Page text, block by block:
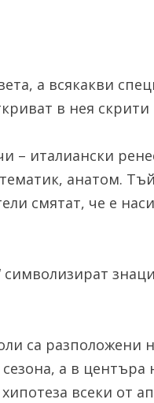
а всякакви
в нея скрити
– италиански
анатом.
смятат, че е
символизират
са разположени
а в центъра
всеки от